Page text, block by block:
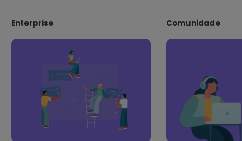
Enterprise Comunidade